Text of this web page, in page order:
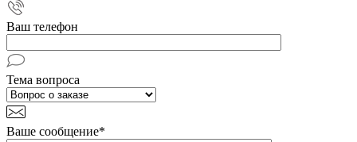
Ваш телефон
Тема вопроса
Ваше сообщение*